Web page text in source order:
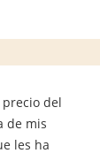
del
de mis
les ha